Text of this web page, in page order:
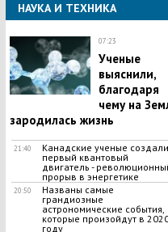
НАУКА И ТЕХНИКА
07:23
Ученые
выяснили,
благодаря
чему на
зародилась жизнь
21:40
Канадские ученые создали
первый квантовый
двигатель -
прорыв в энергетике
20:50
Названы самые
грандиозные
астрономические события,
которые произойдут в
году